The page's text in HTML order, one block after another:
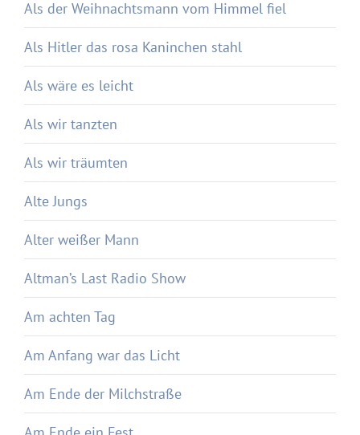
Als der Weihnachtsmann vom Himmel fiel
Als Hitler das rosa Kaninchen stahl
Als wäre es leicht
Als wir tanzten
Als wir träumten
Alte Jungs
Alter weißer Mann
Altman’s Last Radio Show
Am achten Tag
Am Anfang war das Licht
Am Ende der Milchstraße